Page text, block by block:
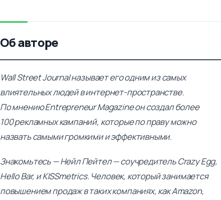
Об авторе
Wall Street Journal называет его одним из самых
влиятельных людей в интернет-пространстве.
По мнению Entrepreneur Magazine он создал более
100 рекламных кампаний, которые по праву можно
назвать самыми громкими и эффективными.
Знакомьтесь — Нейл Пейтел — соучредитель Crazy Egg,
Hello Bar, и KISSmetrics. Человек, который занимается
повышением продаж в таких компаниях, как Amazon,